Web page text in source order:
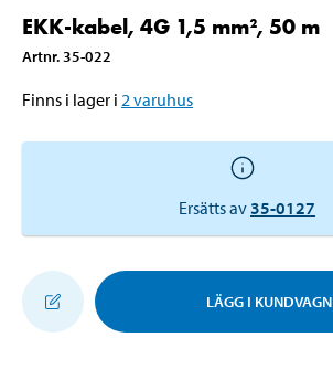
EKK-kabel, 4G 1,5 mm², 50 m
Artnr. 35-022
Finns i lager i 2 varuhus
Ersätts av35-0127
LÄGG I KUNDVAGN